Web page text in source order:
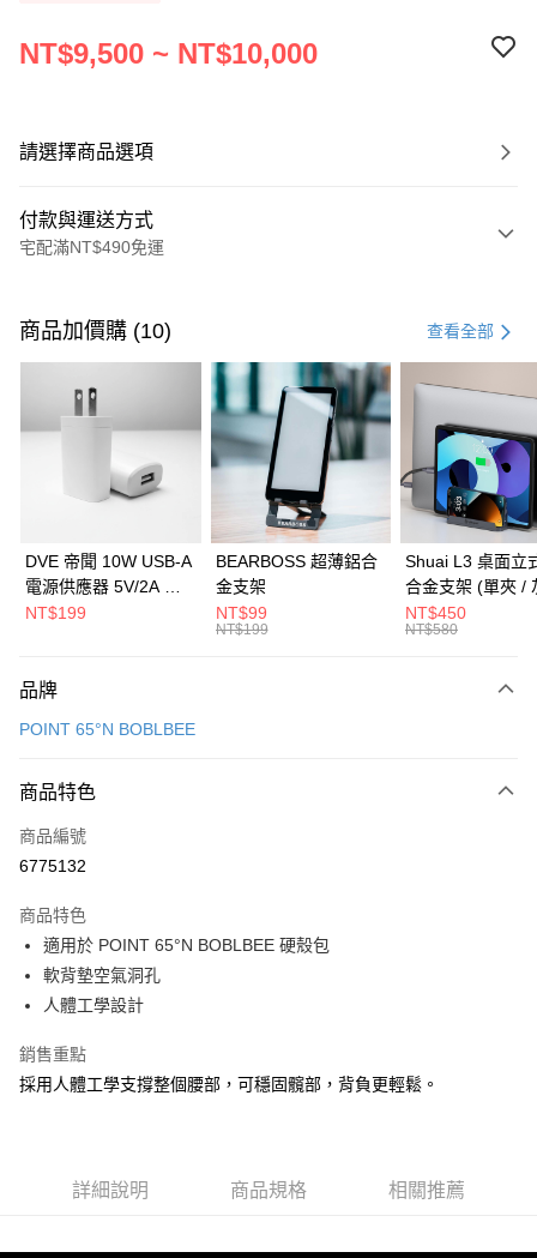
NT$9,500 ~ NT$10,000
請選擇商品選項
付款與運送方式
宅配滿NT$490免運
信用卡一次付款
3 期 0 利率 每期 NT$3,166
第一商業銀行
華南商業銀行
彰化商業銀行
上海商業儲蓄銀行
台北富邦商業銀行
兆豐國際商業銀行
臺灣中小企業銀行
台中商業銀行
匯豐（台灣）商業銀行
華泰商業銀行
聯邦商業銀行
元大商業銀行
台灣樂天信用卡公司
NT$1,583 21家銀行
合作金庫商業銀行
第一商業銀行
彰化商業銀行
台北富邦商業銀行
國泰世華商業銀行
兆豐國際商業銀行
臺灣中小企業銀行
匯豐（台灣）商業銀行
玉山商業銀行
台灣樂天信用卡公司
街口支付
悠遊付
相關說明
1.本服務由台灣大哥大提供，台灣大哥大用戶可立即使用無須另外申請。
2.付款方式選擇「大哥付你分期」，訂單成立後會自動跳轉到大哥付的交易
3.實際核准額度、可分期數及費用金額請依後續交易確認頁面所載為準。
4.訂單成立30分鐘內，如未前往確認交易或遇審核未通過，訂單將自動取
消。如遇「轉專審核」未通過狀況，表示未達大哥付你分期系統評分，恕無
法說明評估內容。
【繳款方式說明】
醒簡訊。
2.透過簡訊連結打開帳單後，可選擇「超商條碼／台灣大直營門市／銀行轉
帳／街口支付／iPASS MONEY」等通路繳費。
用戶於交易時，得透過本服務購買商品或服務，並由商店將買賣／分期付款
買賣價金債權讓與本公司後，依約使用本公司帳單繳交帳款。
ATM付款
貨到付款
運送方式
宅配物流
每筆NT$80，滿NT$490(含以上)免運費
付款後門市自取
免運費
商品加價購 (10) 查看全部
DVE 帝聞 10W USB-A
電源供應器 5V/2A 充
電頭 (適用閱讀器、小
NT$199
BEARBOSS 超薄鋁合
金支架
NT$99
NT$199
Shuai L3 桌面立
合金支架 (單夾 /
NT$450
NT$580
品牌
POINT 65°N BOBLBEE
商品特色
商品編號
6775132
商品特色
適用於 POINT 65°N BOBLBEE 硬殼包
軟背墊空氣洞孔
人體工學設計
銷售重點
採用人體工學支撐整個腰部，可穩固髖部，背負更輕鬆。
詳細說明 商品規格 相關推薦